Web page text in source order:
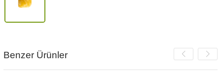
Benzer Ürünler